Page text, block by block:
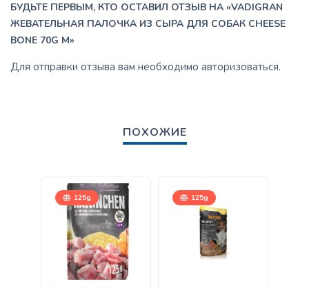
БУДЬТЕ ПЕРВЫМ, КТО ОСТАВИЛ ОТЗЫВ НА «VADIGRAN
ЖЕВАТЕЛЬНАЯ ПАЛОЧКА ИЗ СЫРА ДЛЯ СОБАК CHEESE
BONE 70G M»
Для отправки отзыва вам необходимо авторизоваться.
ПОХОЖИЕ
125g 125g